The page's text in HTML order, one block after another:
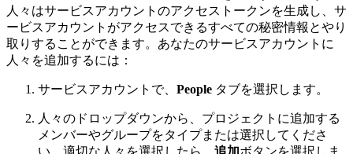
人々はサービスアカウントのアクセストークンを生成し、サ
ービスアカウントがアクセスできるすべての秘密情報とやり
取りすることができます。あなたのサービスアカウントに
人々を追加するには：
サービスアカウントで、 People タブを選択します。
人々のドロップダウンから、プロジェクトに追加する
メンバーやグループをタイプまたは選択してくださ